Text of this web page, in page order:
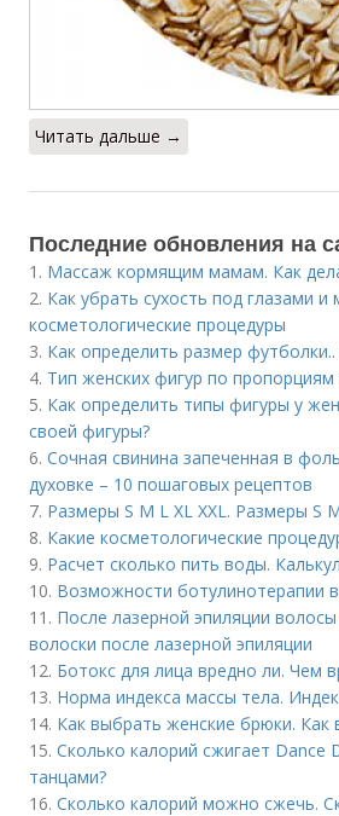
Читать дальше →
Последние обновления на
1. Массаж кормящим мамам. Как
2. Как убрать сухость под глазами
косметологические процедуры
3. Как определить размер
4. Тип женских фигур по
5. Как определить типы фигуры у
своей фигуры?
6. Сочная свинина запеченная в
духовке – 10 пошаговых рецептов
7. Размеры S M L XL XXL. Размеры S
8. Какие косметологические
9. Расчет сколько пить воды.
10. Возможности ботулинотерапии
11. После лазерной эпиляции
волоски после лазерной эпиляции
12. Ботокс для лица вредно ли. Чем
13. Норма индекса массы тела.
14. Как выбрать женские брюки.
15. Сколько калорий сжигает Dance
танцами?
16. Сколько калорий можно сжечь.